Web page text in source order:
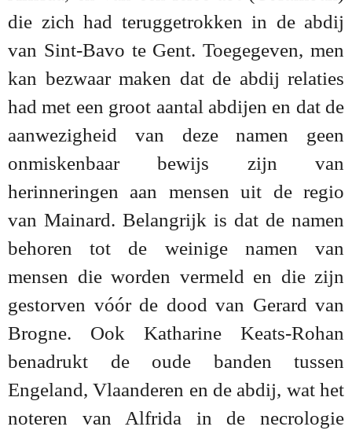
die zich had teruggetrokken in de abdij
van Sint-Bavo te Gent. Toegegeven, men
kan bezwaar maken dat de abdij relaties
had met een groot aantal abdijen en dat de
aanwezigheid van deze namen geen
onmiskenbaar bewijs zijn van
herinneringen aan mensen uit de regio
van Mainard. Belangrijk is dat de namen
behoren tot de weinige namen van
mensen die worden vermeld en die zijn
gestorven vóór de dood van Gerard van
Brogne. Ook Katharine Keats-Rohan
benadrukt de oude banden tussen
Engeland, Vlaanderen en de abdij, wat het
noteren van Alfrida in de necrologie